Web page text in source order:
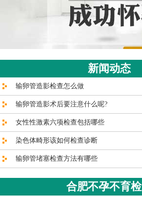
新闻动态
输卵管造影检查怎么做
输卵管造影术后要注意什么呢?
女性性激素六项检查包括哪些
染色体畸形该如何检查诊断
输卵管堵塞检查方法有哪些
合肥不孕不育